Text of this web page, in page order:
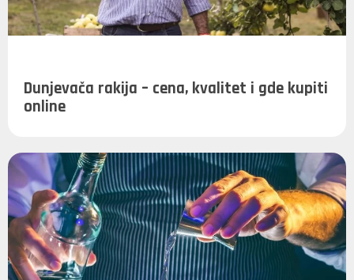
Dunjevača rakija – cena, kvalitet i gde kupiti
online